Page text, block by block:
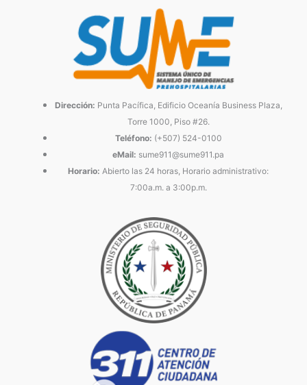
Dirección: Punta Pacífica, Edificio Oceanía Business Plaza,
Torre 1000, Piso #26.
Teléfono: (+507) 524-0100
eMail: sume911@sume911.pa
Horario: Abierto las 24 horas, Horario administrativo:
7:00a.m. a 3:00p.m.